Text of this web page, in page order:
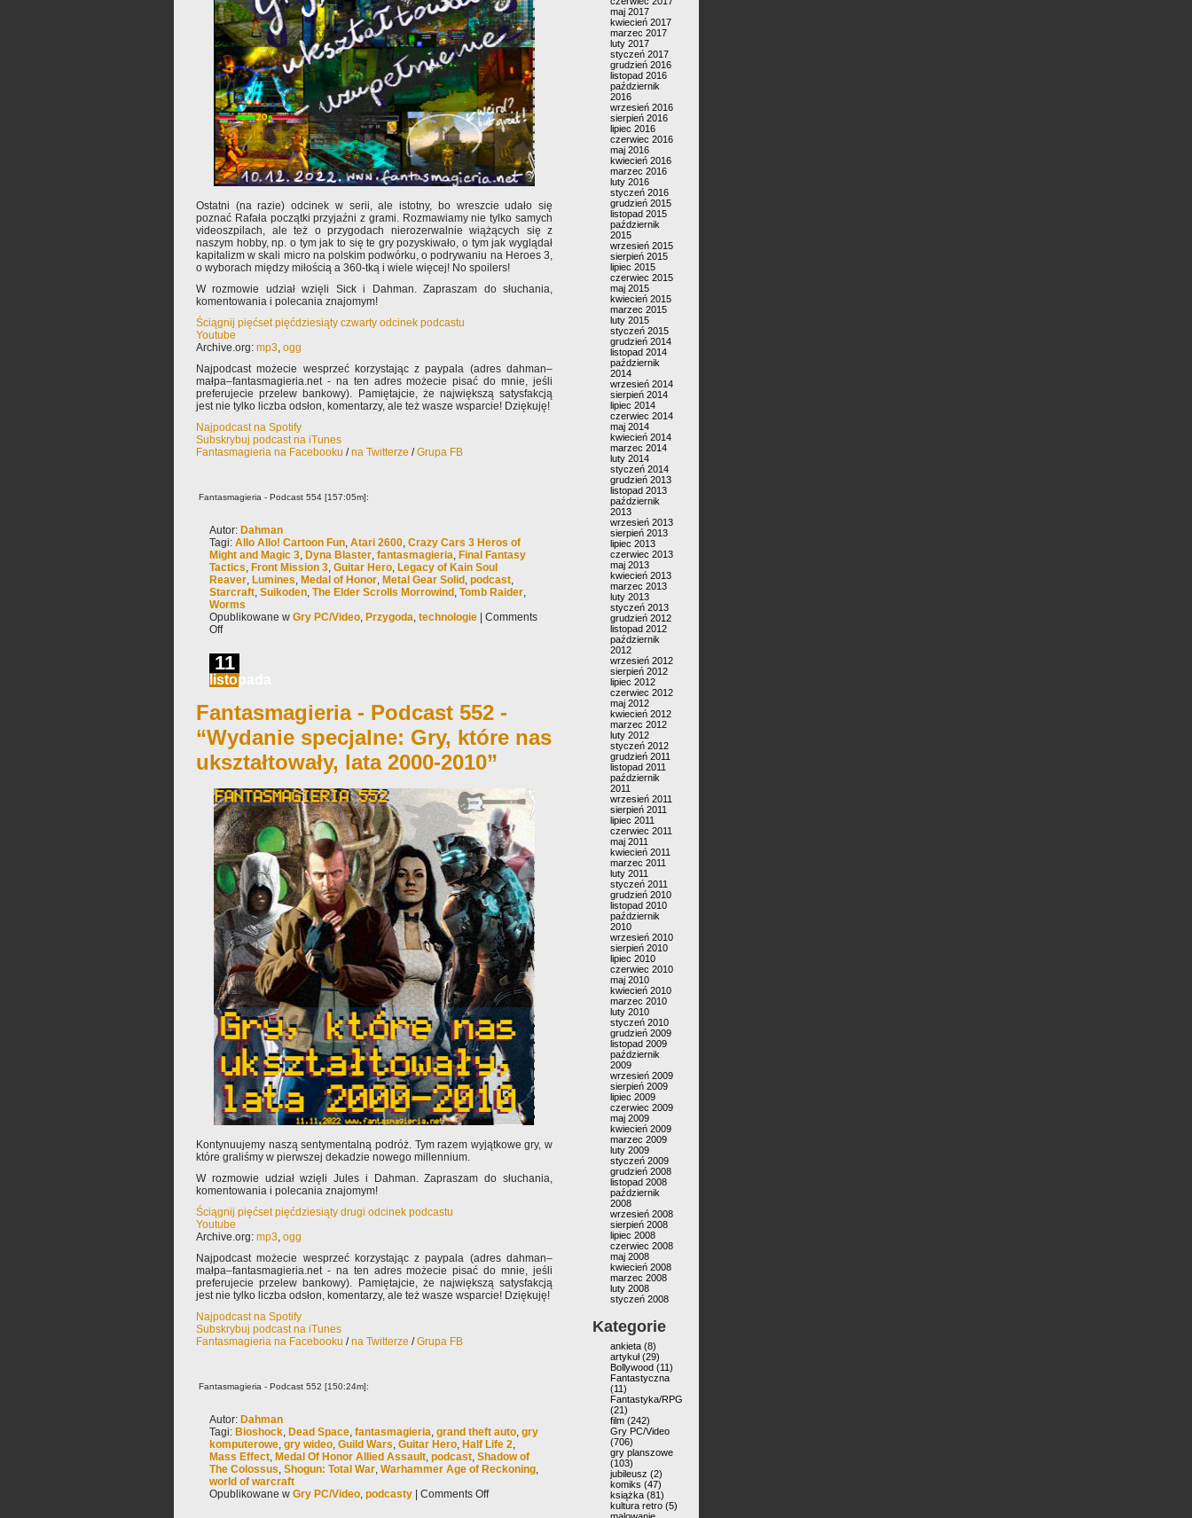
Ostatni (na razie) odcinek w serii, ale istotny, bo wreszcie udało się
poznać Rafała początki przyjaźni z grami. Rozmawiamy nie tylko samych
videoszpilach, ale też o przygodach nierozerwalnie wiążących się z
naszym hobby, np. o tym jak to się te gry pozyskiwało, o tym jak wyglądał
kapitalizm w skali micro na polskim podwórku, o podrywaniu na Heroes 3,
o wyborach między miłością a 360-tką i wiele więcej! No spoilers!
W rozmowie udział wzięli Sick i Dahman. Zapraszam do słuchania,
komentowania i polecania znajomym!
Ściągnij pięćset pięćdziesiąty czwarty odcinek podcastu
Youtube
Archive.org: mp3, ogg
Najpodcast możecie wesprzeć korzystając z paypala (adres dahman–
małpa–fantasmagieria.net - na ten adres możecie pisać do mnie, jeśli
preferujecie przelew bankowy). Pamiętajcie, że największą satysfakcją
jest nie tylko liczba odsłon, komentarzy, ale też wasze wsparcie! Dziękuję!
Najpodcast na Spotify
Subskrybuj podcast na iTunes
Fantasmagieria na Facebooku /na Twitterze /Grupa FB
Fantasmagieria - Podcast 554 [157:05m]:
Autor: Dahman
Tagi: Allo Allo! Cartoon Fun, Atari 2600, Crazy Cars 3 Heros of
Might and Magic 3, Dyna Blaster, fantasmagieria, Final Fantasy
Tactics, Front Mission 3, Guitar Hero, Legacy of Kain Soul
Reaver, Lumines, Medal of Honor, Metal Gear Solid , podcast,
Starcraft, Suikoden, The Elder Scrolls Morrowind , Tomb Raider,
Worms
Opublikowane w Gry PC/Video, Przygoda, technologie
Comments
Off
11
listopada
Fantasmagieria - Podcast 552 -
“Wydanie specjalne: Gry, które nas
ukształtowały, lata 2000-2010”
Kontynuujemy naszą sentymentalną podróż. Tym razem wyjątkowe gry, w
które graliśmy w pierwszej dekadzie nowego millennium.
W rozmowie udział wzięli Jules i Dahman. Zapraszam do słuchania,
komentowania i polecania znajomym!
Ściągnij pięćset pięćdziesiąty drugi odcinek podcastu
Youtube
Archive.org: mp3, ogg
Najpodcast możecie wesprzeć korzystając z paypala (adres dahman–
małpa–fantasmagieria.net - na ten adres możecie pisać do mnie, jeśli
preferujecie przelew bankowy). Pamiętajcie, że największą satysfakcją
jest nie tylko liczba odsłon, komentarzy, ale też wasze wsparcie! Dziękuję!
Najpodcast na Spotify
Subskrybuj podcast na iTunes
Fantasmagieria na Facebooku /na Twitterze /Grupa FB
Fantasmagieria - Podcast 552 [150:24m]:
Autor: Dahman
Tagi: Bioshock, Dead Space, fantasmagieria, grand theft auto, gry
komputerowe, gry wideo, Guild Wars, Guitar Hero, Half Life 2,
Mass Effect, Medal Of Honor Allied Assault, podcast, Shadow of
The Colossus, Shogun: Total War, Warhammer Age of Reckoning,
world of warcraft
Opublikowane w Gry PC/Video, podcasty Comments Off
maj 2017
kwiecień 2017
marzec 2017
luty 2017
styczeń 2017
grudzień 2016
listopad 2016
październik
2016
wrzesień 2016
sierpień 2016
lipiec 2016
czerwiec 2016
maj 2016
kwiecień 2016
marzec 2016
luty 2016
styczeń 2016
grudzień 2015
listopad 2015
październik
2015
wrzesień 2015
sierpień 2015
lipiec 2015
czerwiec 2015
maj 2015
kwiecień 2015
marzec 2015
luty 2015
styczeń 2015
grudzień 2014
listopad 2014
październik
2014
wrzesień 2014
sierpień 2014
lipiec 2014
czerwiec 2014
maj 2014
kwiecień 2014
marzec 2014
luty 2014
styczeń 2014
grudzień 2013
listopad 2013
październik
2013
wrzesień 2013
sierpień 2013
lipiec 2013
czerwiec 2013
maj 2013
kwiecień 2013
marzec 2013
luty 2013
styczeń 2013
grudzień 2012
listopad 2012
październik
2012
wrzesień 2012
sierpień 2012
lipiec 2012
czerwiec 2012
maj 2012
kwiecień 2012
marzec 2012
luty 2012
styczeń 2012
grudzień 2011
listopad 2011
październik
2011
wrzesień 2011
sierpień 2011
lipiec 2011
czerwiec 2011
maj 2011
kwiecień 2011
marzec 2011
luty 2011
styczeń 2011
grudzień 2010
listopad 2010
październik
2010
wrzesień 2010
sierpień 2010
lipiec 2010
czerwiec 2010
maj 2010
kwiecień 2010
marzec 2010
luty 2010
styczeń 2010
grudzień 2009
listopad 2009
październik
2009
wrzesień 2009
sierpień 2009
lipiec 2009
czerwiec 2009
maj 2009
kwiecień 2009
marzec 2009
luty 2009
styczeń 2009
grudzień 2008
listopad 2008
październik
2008
wrzesień 2008
sierpień 2008
lipiec 2008
czerwiec 2008
maj 2008
kwiecień 2008
marzec 2008
luty 2008
styczeń 2008
Kategorie
ankieta (8)
artykuł(29)
Bollywood (11)
Fantastyczna
(11)
Fantastyka/RPG
(21)
film (242)
Gry PC/Video
(706)
gry planszowe
(103)
jubileusz (2)
komiks (47)
książka (81)
kultura retro (5)